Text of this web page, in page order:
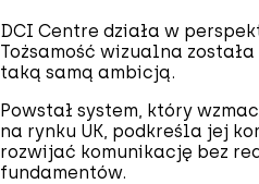
DCI Centre działa w
Tożsamość wizualna
taką samą ambicją.
Powstał system, który
na rynku UK, podkreśla jej
rozwijać komunikację bez
fundamentów.